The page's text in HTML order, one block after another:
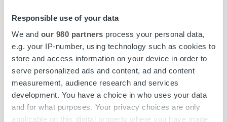
Responsible use of your data
We and our 980 partners process your personal data,
e.g. your IP-number, using technology such as cookies to
store and access information on your device in order to
serve personalized ads and content, ad and content
measurement, audience research and services
development. You have a choice in who uses your data
and for what purposes. Your privacy choices are only
applicable on this digital property where you have made
Asiakastarinat
Yksi alusta, sujuva vuokravalvonta – SATO
luottaa Ropon laskutusratkaisuun
Lue lisää